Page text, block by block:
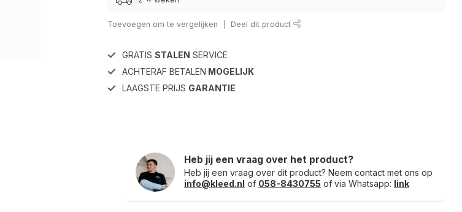
Toevoegen om te vergelijken Deel dit product
GRATISSTALEN SERVICE
ACHTERAF BETALEN MOGELIJK
LAAGSTE PRIJS GARANTIE
Heb jij een vraag over het product?
Heb jij een vraag over dit product? Neem contact met ons op
info@kleed.nl of 058-8430755 of via Whatsapp: link